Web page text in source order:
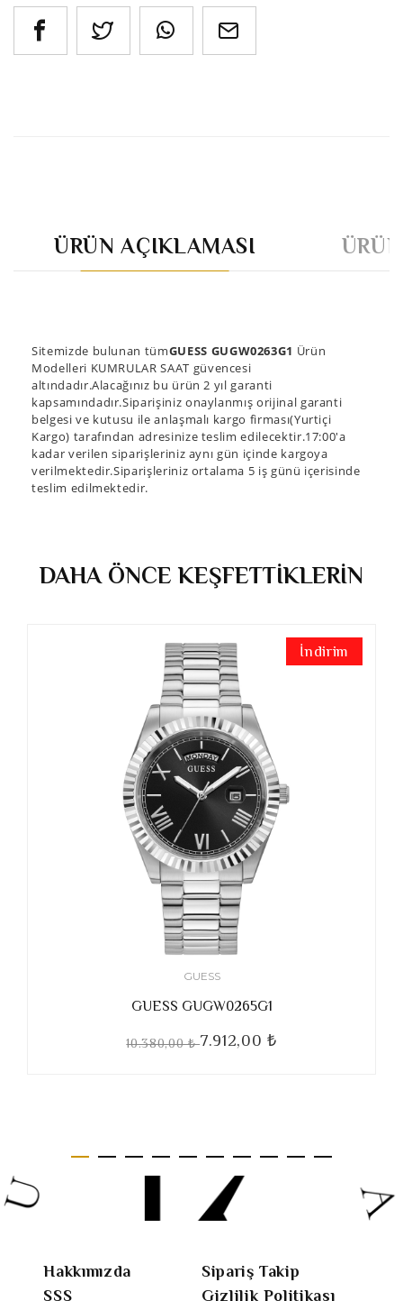
ÜRÜN AÇIKLAMASI
Sitemizde bulunan tümGUESS GUGW0263G1 Ürün
Modelleri KUMRULAR SAAT güvencesi
altındadır.Alacağınız bu ürün 2 yıl garanti
kapsamındadır.Siparişiniz onaylanmış orijinal garanti
belgesi ve kutusu ile anlaşmalı kargo firması(Yurtiçi
Kargo) tarafından adresinize teslim edilecektir.17:00'a
kadar verilen siparişleriniz aynı gün içinde kargoya
verilmektedir.Siparişleriniz ortalama 5 iş günü içerisinde
teslim edilmektedir.
DAHA ÖNCE KEŞFETTİKLERİN
İndirim
GUESS
GUESS GUGW0265G1
10.380,00 ₺7.912,00 ₺
Hakkımızda
Sipariş Takip
SSS
Gizlilik Politikası